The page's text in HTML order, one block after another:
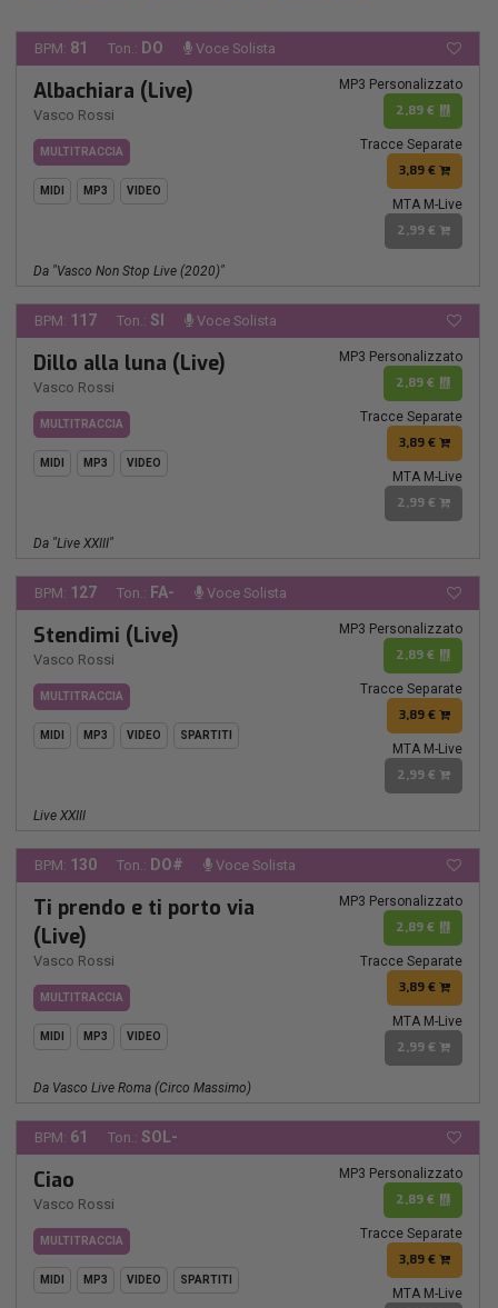
BPM: 81 Ton.: DO Voce Solista
Albachiara (Live)
Vasco Rossi
MULTITRACCIA
MIDI MP3 VIDEO
MP3 Personalizzato
2,89 €
Tracce Separate
3,89 €
MTA M-Live
2,99 €
Da "Vasco Non Stop Live (2020)"
BPM: 117 Ton.: SI Voce Solista
Dillo alla luna (Live)
Vasco Rossi
MULTITRACCIA
MIDI MP3 VIDEO
MP3 Personalizzato
2,89 €
Tracce Separate
3,89 €
MTA M-Live
2,99 €
Da "Live XXIII"
BPM: 127 Ton.: FA- Voce Solista
Stendimi (Live)
Vasco Rossi
MULTITRACCIA
MIDI MP3 VIDEO SPARTITI
MP3 Personalizzato
2,89 €
Tracce Separate
3,89 €
MTA M-Live
2,99 €
Live XXIII
BPM: 130 Ton.: DO# Voce Solista
Ti prendo e ti porto via
(Live)
Vasco Rossi
MULTITRACCIA
MIDI MP3 VIDEO
MP3 Personalizzato
2,89 €
Tracce Separate
3,89 €
MTA M-Live
2,99 €
Da Vasco Live Roma (Circo Massimo)
BPM: 61 Ton.: SOL-
Ciao
Vasco Rossi
MULTITRACCIA
MIDI MP3 VIDEO SPARTITI
MP3 Personalizzato
2,89 €
Tracce Separate
3,89 €
MTA M-Live